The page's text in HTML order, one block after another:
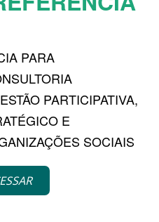
i
n
PARA
PARTICIPATIVA,
E
SOCIAIS